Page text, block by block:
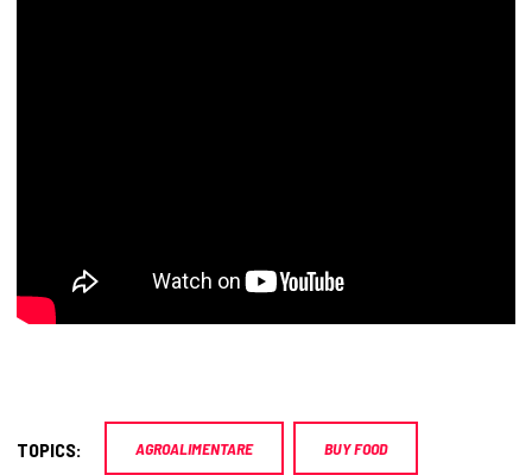
TOPICS: AGROALIMENTARE BUY FOOD